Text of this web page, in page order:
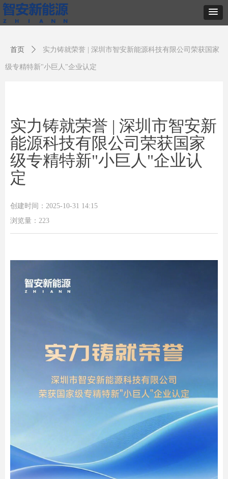
实力铸就荣誉 | 深圳市智安新
能源科技有限公司荣获国家
级专精特新"小巨人"企业认
定
创建时间： 2025-10-31 14:15
浏览量： 223
首页 ꄲ 实力铸就荣誉 | 深圳市智安新能源科技有限公司荣获国家
级专精特新"小巨人"企业认定